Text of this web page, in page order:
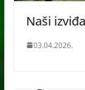
Naši
03.04.2026.